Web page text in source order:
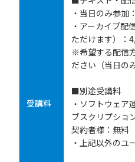
受講料
・当日のみ参加
・アーカイブ
ただけます）：
※希望する配信
ださい（当日の
■別途受講料
・ソフトウェア
ブスクリプショ
契約者様：無料
・上記以外のユ